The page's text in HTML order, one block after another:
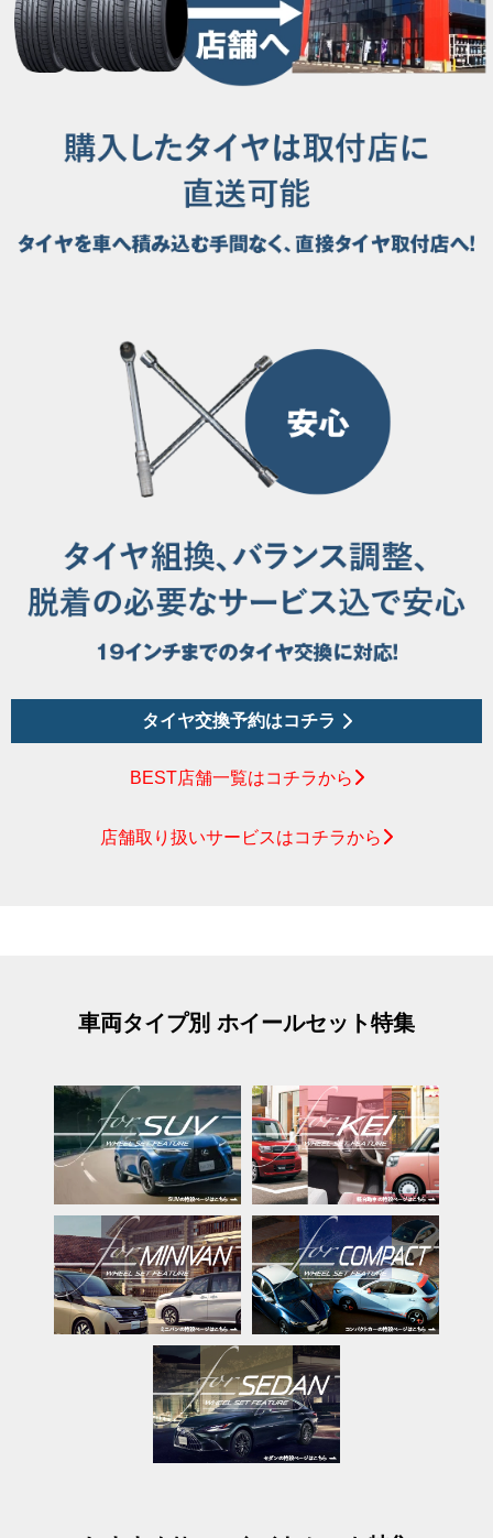
タイヤ交換予約はコチラ
BEST店舗一覧はコチラから
店舗取り扱いサービスはコチラから
車両タイプ別 ホイールセット特集